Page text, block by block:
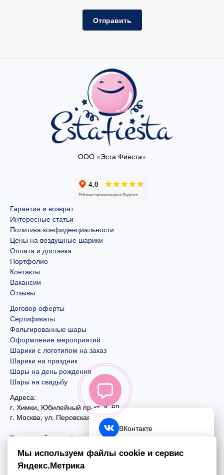
Отправить
ООО «Эста Фиеста»
Гарантия и возврат
Интересные статьи
Политика конфиденциальности
Цены на воздушные шарики
Оплата и доставка
Портфолио
Контакты
Вакансии
Отзывы
Договор оферты
Сертификаты
Фольгированные шары
Оформление мероприятий
Шарики с логотипом на заказ
Шарики на праздник
Шары на день рождения
Шары на свадьбу
Адреса:
г. Химки, Юбилейный пр-кт, д. 60
г. Москва, ул. Перовская, д. 59
Контактный номер:
+7 (495) 970-44-75
ВКонтакте
Telegram
Мы используем файлы cookie и сервис
Яндекс.Метрика